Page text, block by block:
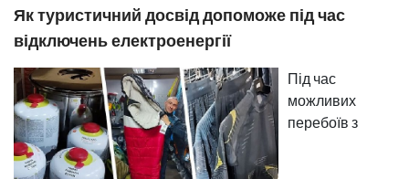
Як туристичний досвід допоможе під час
відключень електроенергії
Під час
можливих
перебоїв з